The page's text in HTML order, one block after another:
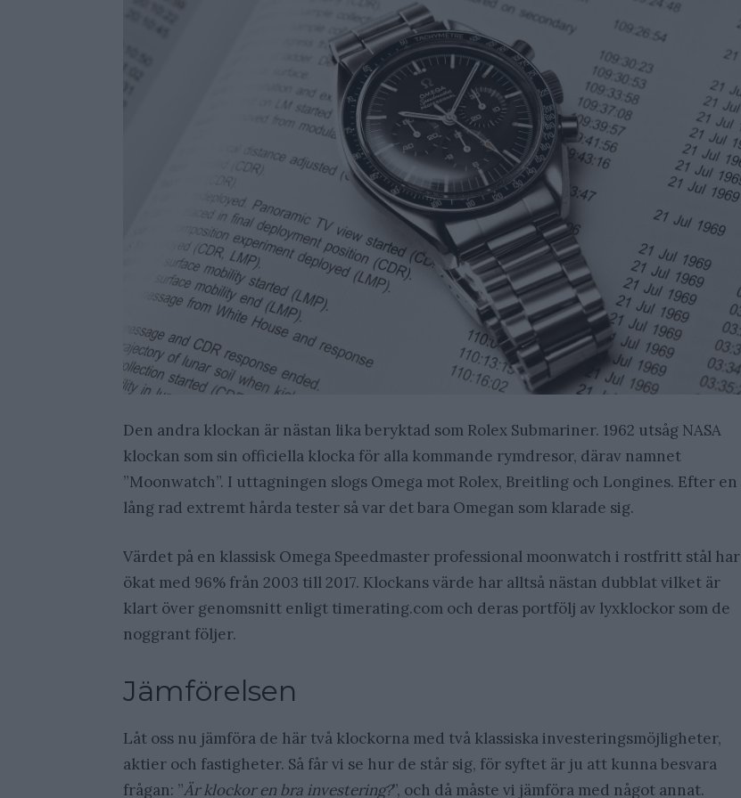
Den andra klockan är nästan lika beryktad som Rolex Submariner. 1962 utsåg NASA
klockan som sin officiella klocka för alla kommande rymdresor, därav namnet
”Moonwatch”. I uttagningen slogs Omega mot Rolex, Breitling och Longines. Efter en
lång rad extremt hårda tester så var det bara Omegan som klarade sig.
Värdet på en klassisk Omega Speedmaster professional moonwatch i rostfritt stål har
ökat med 96% från 2003 till 2017. Klockans värde har alltså nästan dubblat vilket är
klart över genomsnitt enligt timerating.com och deras portfölj av lyxklockor som de
noggrant följer.
Jämförelsen
Låt oss nu jämföra de här två klockorna med två klassiska investeringsmöjligheter,
aktier och fastigheter. Så får vi se hur de står sig, för syftet är ju att kunna besvara
frågan: ”Är klockor en bra investering?”, och då måste vi jämföra med något annat.